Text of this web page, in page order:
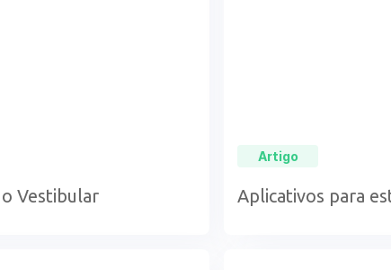
Vestibular
Artigo
Aplicativos para